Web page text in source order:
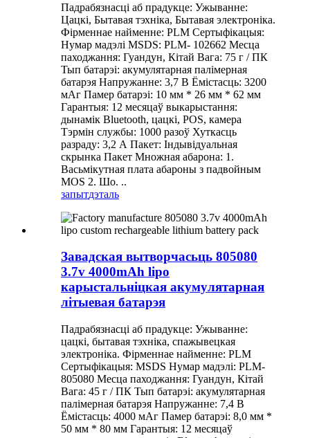
Падрабязнасці аб прадукце: Ужыванне:
Цацкі, Бытавая тэхніка, Бытавая электроніка.
Фірменнае найменне: PLM Сертыфікацыя:
Нумар мадэлі MSDS: PLM- 102662 Месца
паходжання: Гуандун, Кітай Вага: 75 г / ПК
Тып батарэі: акумулятарная палімерная
батарэя Напружанне: 3,7 В Ёмістасць: 3200
мАг Памер батарэі: 10 мм * 26 мм * 62 мм
Гарантыя: 12 месяцаў выкарыстання:
дынамік Bluetooth, цацкі, POS, камера
Тэрмін службы: 1000 разоў Хуткасць
разраду: 3,2 А Пакет: Індывідуальная
скрынка Пакет Множная абарона: 1.
Васьмікутная плата абароны з падвойным
MOS 2. Шо. ..
запытдэталь
Завадская вытворчасьць 805080
3.7v 4000mAh lipo
карыстальніцкая акумулятарная
літыевая батарэя
Падрабязнасці аб прадукце: Ужыванне:
цацкі, бытавая тэхніка, спажывецкая
электроніка. Фірменнае найменне: PLM
Сертыфікацыя: MSDS Нумар мадэлі: PLM-
805080 Месца паходжання: Гуандун, Кітай
Вага: 45 г / ПК Тып батарэі: акумулятарная
палімерная батарэя Напружанне: 7,4 В
Ёмістасць: 4000 мАг Памер батарэі: 8,0 мм *
50 мм * 80 мм Гарантыя: 12 месяцаў